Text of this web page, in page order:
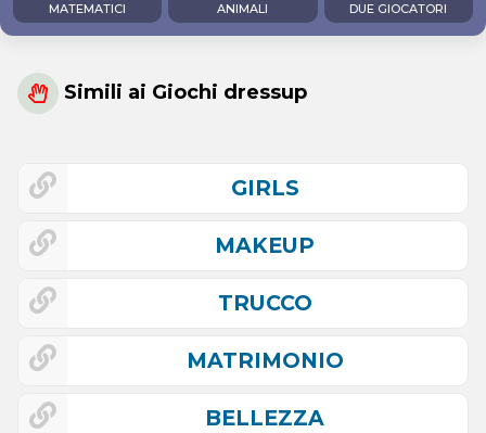
MATEMATICI ANIMALI DUE GIOCATORI
Simili ai Giochi dressup
GIRLS
MAKEUP
TRUCCO
MATRIMONIO
BELLEZZA